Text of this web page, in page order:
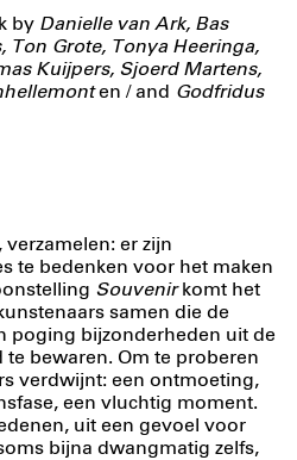
by Danielle van Ark, Bas
Ton Grote, Tonya Heeringa,
Kuijpers, Sjoerd Martens,
en / and Godfridus
er zijn
te bedenken voor het maken
Souvenirkomt het
samen die de
poging bijzonderheden uit de
te bewaren. Om te proberen
verdwijnt: een ontmoeting,
een vluchtig moment.
uit een gevoel voor
bijna dwangmatig zelfs,